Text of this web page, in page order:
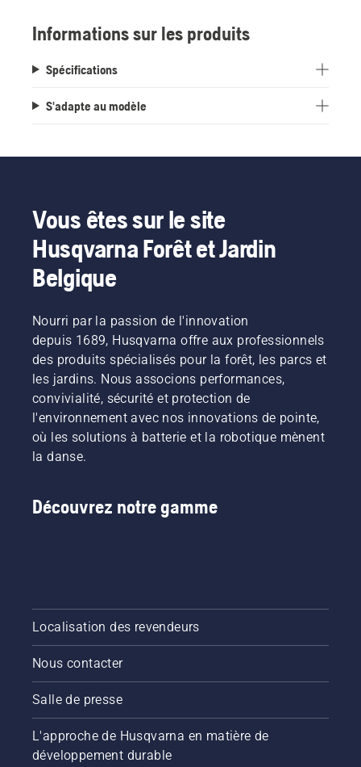
Informations sur les produits
Spécifications
S'adapte au modèle
Vous êtes sur le site
Husqvarna Forêt et Jardin
Belgique
Nourri par la passion de l'innovation
depuis 1689, Husqvarna offre aux professionnels
des produits spécialisés pour la forêt, les parcs et
les jardins. Nous associons performances,
convivialité, sécurité et protection de
l'environnement avec nos innovations de pointe,
où les solutions à batterie et la robotique mènent
la danse.
Découvrez notre gamme
Localisation des revendeurs
Nous contacter
Salle de presse
L'approche de Husqvarna en matière de
développement durable